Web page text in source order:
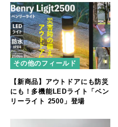
その他のフィールド
【新商品】アウトドアにも防災
にも！多機能LEDライト「ベン
リーライト 2500」登場